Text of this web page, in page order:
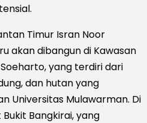
Timur Isran Noor
akan dibangun di Kawasan
yang terdiri dari
dan hutan yang
Universitas Mulawarman. Di
Bangkirai, yang